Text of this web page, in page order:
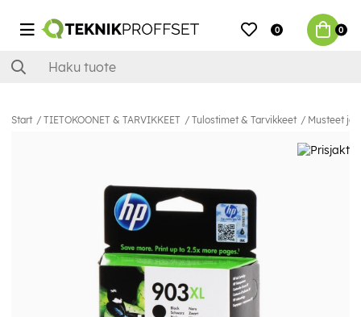
0 0
Start TIETOKOONET & TARVIKKEET Tulostimet & Tarvikkeet Musteet ja